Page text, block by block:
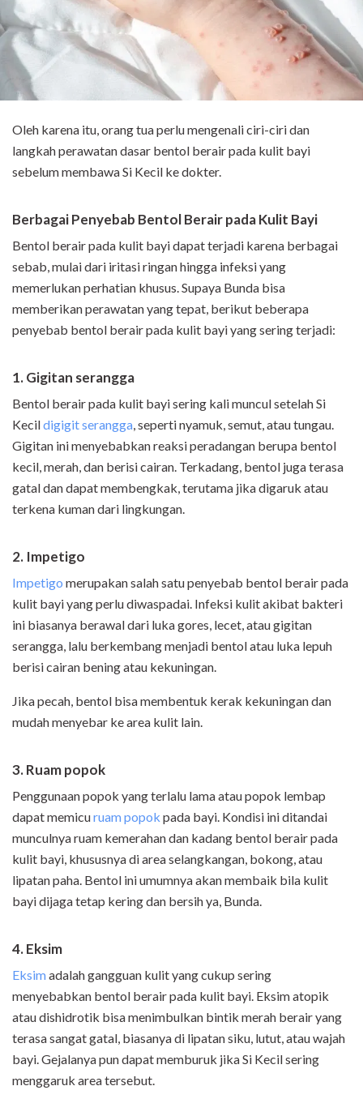
Oleh karena itu, orang tua perlu mengenali ciri-ciri dan
langkah perawatan dasar bentol berair pada kulit bayi
sebelum membawa Si Kecil ke dokter.
Berbagai Penyebab Bentol Berair pada Kulit Bayi
Bentol berair pada kulit bayi dapat terjadi karena berbagai
sebab, mulai dari iritasi ringan hingga infeksi yang
memerlukan perhatian khusus. Supaya Bunda bisa
memberikan perawatan yang tepat, berikut beberapa
penyebab bentol berair pada kulit bayi yang sering terjadi:
1. Gigitan serangga
Bentol berair pada kulit bayi sering kali muncul setelah Si
Kecildigigit serangga, seperti nyamuk, semut, atau tungau.
Gigitan ini menyebabkan reaksi peradangan berupa bentol
kecil, merah, dan berisi cairan. Terkadang, bentol juga terasa
gatal dan dapat membengkak, terutama jika digaruk atau
terkena kuman dari lingkungan.
2. Impetigo
Impetigo merupakan salah satu penyebab bentol berair pada
kulit bayi yang perlu diwaspadai. Infeksi kulit akibat bakteri
ini biasanya berawal dari luka gores, lecet, atau gigitan
serangga, lalu berkembang menjadi bentol atau luka lepuh
berisi cairan bening atau kekuningan.
Jika pecah, bentol bisa membentuk kerak kekuningan dan
mudah menyebar ke area kulit lain.
3. Ruam popok
Penggunaan popok yang terlalu lama atau popok lembap
dapat memicuruam popok pada bayi. Kondisi ini ditandai
munculnya ruam kemerahan dan kadang bentol berair pada
kulit bayi, khususnya di area selangkangan, bokong, atau
lipatan paha. Bentol ini umumnya akan membaik bila kulit
bayi dijaga tetap kering dan bersih ya, Bunda.
4. Eksim
Eksimadalah gangguan kulit yang cukup sering
menyebabkan bentol berair pada kulit bayi. Eksim atopik
atau dishidrotik bisa menimbulkan bintik merah berair yang
terasa sangat gatal, biasanya di lipatan siku, lutut, atau wajah
bayi. Gejalanya pun dapat memburuk jika Si Kecil sering
menggaruk area tersebut.